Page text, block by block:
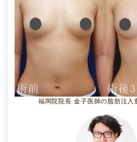
福岡院院長 金子医師の脂肪注入